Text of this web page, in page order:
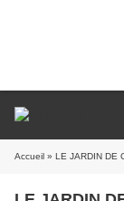
Accueil » LE JARDIN DE